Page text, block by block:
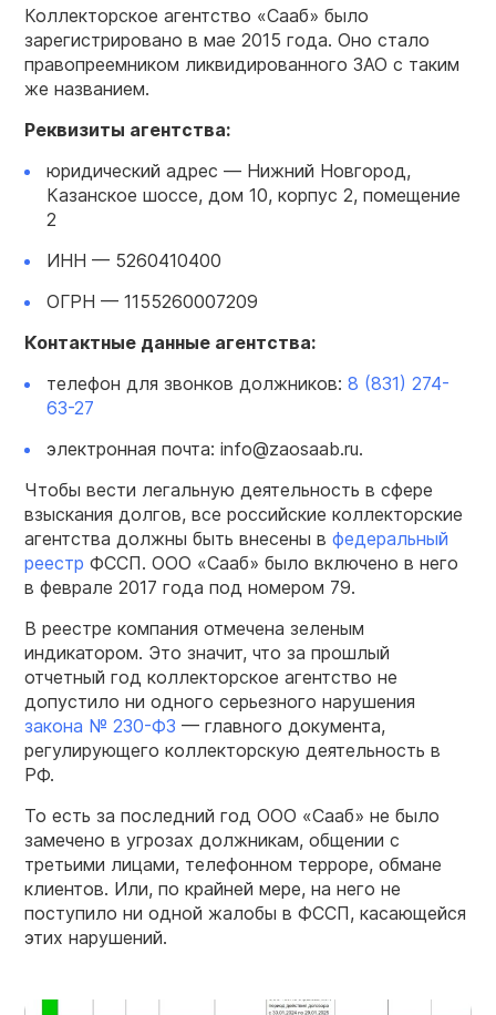
Коллекторское агентство «Сааб» было
зарегистрировано в мае 2015 года. Оно стало
правопреемником ликвидированного ЗАО с таким
же названием.
Реквизиты агентства:
юридический адрес — Нижний Новгород,
Казанское шоссе, дом 10, корпус 2, помещение
2
ИНН — 5260410400
ОГРН — 1155260007209
Контактные данные агентства:
телефон для звонков должников: 8 (831) 274-
63-27
электронная почта: info@zaosaab.ru.
Чтобы вести легальную деятельность в сфере
взыскания долгов, все российские коллекторские
агентства должны быть внесены в федеральный
реестр ФССП. ООО «Сааб» было включено в него
в феврале 2017 года под номером 79.
В реестре компания отмечена зеленым
индикатором. Это значит, что за прошлый
отчетный год коллекторское агентство не
допустило ни одного серьезного нарушения
закона № 230-ФЗ — главного документа,
регулирующего коллекторскую деятельность в
РФ.
То есть за последний год ООО «Сааб» не было
замечено в угрозах должникам, общении с
третьими лицами, телефонном терроре, обмане
клиентов. Или, по крайней мере, на него не
поступило ни одной жалобы в ФССП, касающейся
этих нарушений.